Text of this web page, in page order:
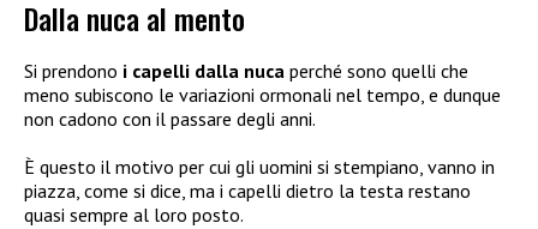
Dalla nuca al mento
Si prendono i capelli dalla nuca perché sono quelli che
meno subiscono le variazioni ormonali nel tempo, e dunque
non cadono con il passare degli anni.
È questo il motivo per cui gli uomini si stempiano, vanno in
piazza, come si dice, ma i capelli dietro la testa restano
quasi sempre al loro posto.